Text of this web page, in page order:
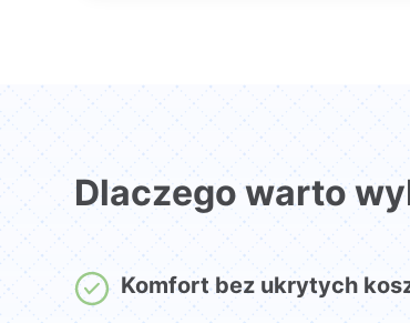
Dlaczego warto
Komfort bez ukrytych